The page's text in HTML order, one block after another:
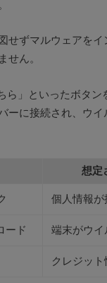
せずマルウェアをイ
せん。
ら」といったボタン
ーに接続され、ウイ
想定
個人情報が
ード 端末がウイ
クレジッ